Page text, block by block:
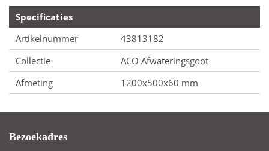
Specificaties
Artikelnummer
43813182
Collectie
ACO Afwateringsgoot
Afmeting
1200x500x60 mm
Bezoekadres